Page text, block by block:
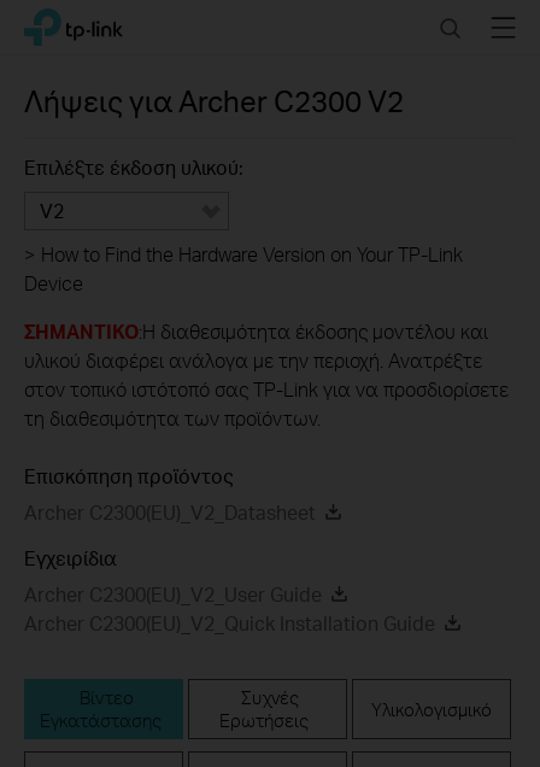
Click
navigation
TP-Link, Reliably Smart SearchMenu
Λήψεις γιαArcher C2300 V2
Επιλέξτε έκδοση υλικού:
V2
> How to Find the Hardware Version on Your TP-Link
Device
ΣΗΜΑΝΤΙΚΟ:Η διαθεσιμότητα έκδοσης μοντέλου και
υλικού διαφέρει ανάλογα με την περιοχή. Ανατρέξτε
στον τοπικό ιστότοπό σας TP-Link για να προσδιορίσετε
τη διαθεσιμότητα των προϊόντων.
Επισκόπηση προϊόντος
Archer C2300(EU)_V2_Datasheet
Εγχειρίδια
Archer C2300(EU)_V2_User Guide
Archer C2300(EU)_V2_Quick Installation Guide
Βίντεο
Εγκατάστασης
Συχνές
Ερωτήσεις
Υλικολογισμικό